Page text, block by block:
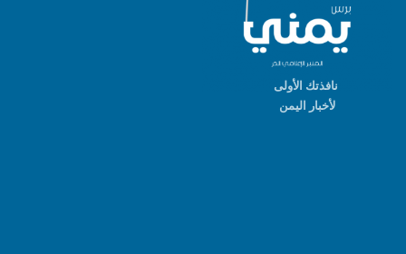
نافذتك الأولى
لأخبار اليمن